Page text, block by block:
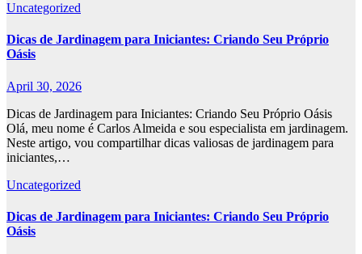
Uncategorized
Dicas de Jardinagem para Iniciantes: Criando Seu Próprio
Oásis
April 30, 2026
Dicas de Jardinagem para Iniciantes: Criando Seu Próprio Oásis
Olá, meu nome é Carlos Almeida e sou especialista em jardinagem.
Neste artigo, vou compartilhar dicas valiosas de jardinagem para
iniciantes,…
Uncategorized
Dicas de Jardinagem para Iniciantes: Criando Seu Próprio
Oásis